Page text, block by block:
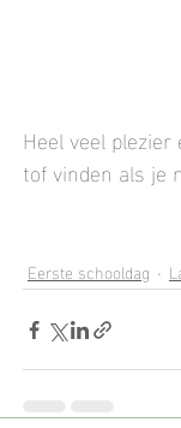
Heel veel
tof vinden als je
Eerste schooldag